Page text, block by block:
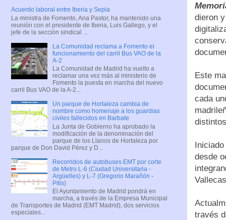
dieron
Este
cada
desde
través
Acuerdo laboral entre Iberia y Sepla
La ministra de Fomento, Ana Pastor, ha mantenido una
reunión con el presidente de Iberia, Luis Gallego, y el
jefe de la sección sindical ...
La Comunidad reclama a Fomento el
funcionamiento del carril Bus VAO de la
A-2
La Comunidad de Madrid ha vuelto a
reclamar una vez más al ministerio de
Fomento la puesta en marcha del nuevo
carril Bus VAO de la A-2...
Un parque de Hortaleza cambia de
nombre como homenaje a los guardias
civiles fallecidos en Barbate
La Junta de Gobierno ha aprobado la
modificación de la denominación del
parque de los Llanos de Hortaleza por
parque de Don David Pérez y D...
Recorridos de autobuses EMT por corte
de Metro L-6 (Ciudad Universitaria -
Argüelles) y L-7 (Gregorio Marañón -
Pitis)
El Ayuntamiento de Madrid pondrá en
marcha, a través de la Empresa Municipal
de Transportes de Madrid (EMT Madrid), dos servicios
especiales...